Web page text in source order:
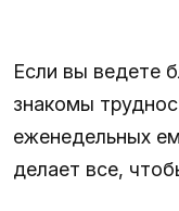
Если вы ведете
знакомы
еженедельных
делает все,